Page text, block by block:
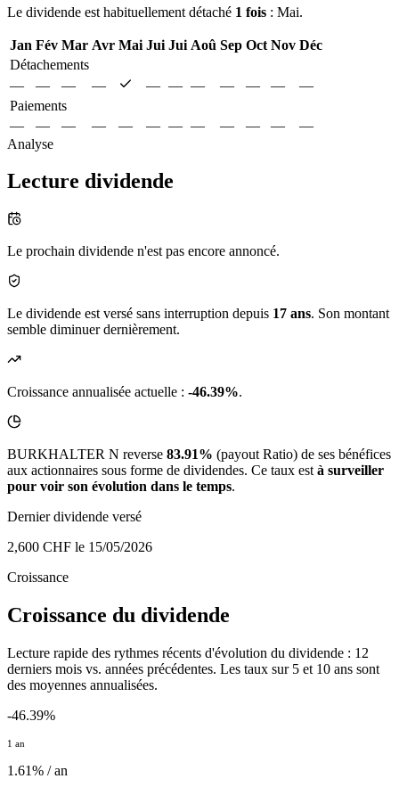
Le dividende est habituellement détaché 1 fois : Mai.
Jan Fév Mar Avr Mai Jui Jui Aoû Sep Oct Nov Déc
Détachements
—
— — — — — — — — —
—
Paiements
—
— — — — — — — — — —
—
Analyse
Lecture dividende
Le prochain dividende n'est pas encore annoncé.
Le dividende est versé sans interruption depuis 17 ans. Son montant
semble diminuer dernièrement.
Croissance annualisée actuelle : -46.39%.
BURKHALTER N reverse 83.91% (payout Ratio) de ses bénéfices
aux actionnaires sous forme de dividendes. Ce taux est à surveiller
pour voir son évolution dans le temps.
Dernier dividende versé
2,600 CHF le 15/05/2026
Croissance
Croissance du dividende
Lecture rapide des rythmes récents d'évolution du dividende : 12
derniers mois vs. années précédentes. Les taux sur 5 et 10 ans sont
des moyennes annualisées.
-46.39%
1 an
1.61% / an